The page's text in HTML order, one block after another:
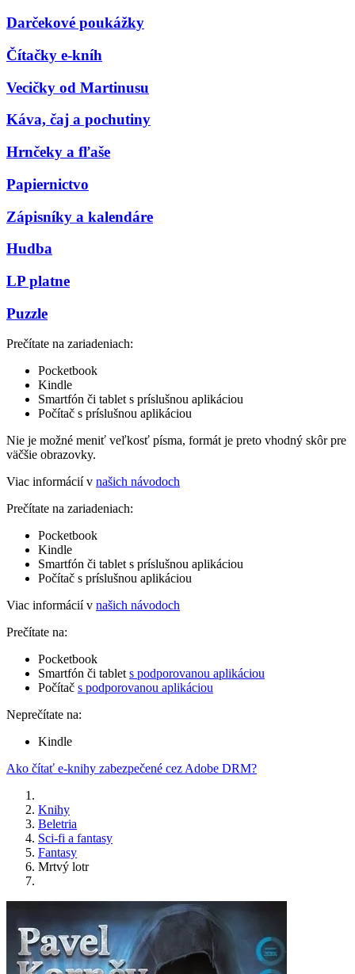
Darčekové poukážky
Čítačky e-kníh
Vecičky od Martinusu
Káva, čaj a pochutiny
Hrnčeky a fľaše
Papiernictvo
Zápisníky a kalendáre
Hudba
LP platne
Puzzle
Prečítate na zariadeniach:
Pocketbook
Kindle
Smartfón či tablet s príslušnou aplikáciou
Počítač s príslušnou aplikáciou
Nie je možné meniť veľkosť písma, formát je preto vhodný skôr pre
väčšie obrazovky.
Viac informácií v našich návodoch
Prečítate na zariadeniach:
Pocketbook
Kindle
Smartfón či tablet s príslušnou aplikáciou
Počítač s príslušnou aplikáciou
Viac informácií v našich návodoch
Prečítate na:
Pocketbook
Smartfón či tablet s podporovanou aplikáciou
Počítač s podporovanou aplikáciou
Neprečítate na:
Kindle
Ako čítať e-knihy zabezpečené cez Adobe DRM?
Knihy
Beletria
Sci-fi a fantasy
Fantasy
Mrtvý lotr